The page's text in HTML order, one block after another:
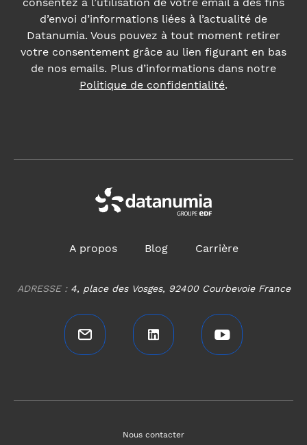
d’envoi d’informations liées à l’actualité de
Datanumia. Vous pouvez à tout moment retirer
votre consentement grâce au lien figurant en bas
de nos emails. Plus d’informations dans notre
Politique de confidentialité.
A propos Blog Carrière
ADRESSE : 4, place des Vosges, 92400 Courbevoie France
Nous contacter